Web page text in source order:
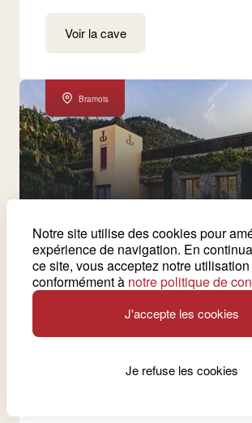
Voir la cave
Bramois
16 vins produits par cette cave
Chai du Baron
Patrice Walpen propose des crus
Notre site utilise des cookies pour
expérience de navigation. En
ce site, vous acceptez notre
conformément à notre politique de
J'accepte les cookies
Je refuse les cookies